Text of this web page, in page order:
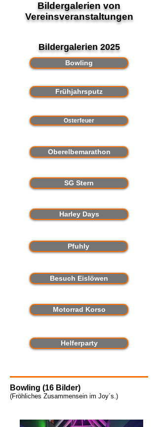
Bildergalerien von
Vereinsveranstaltungen
Bildergalerien 2025
Bowling
Frühjahrsputz
Osterfeuer
Oberelbemarathon
SG Stern
Harley Days
Pfuhly
Besuch Eislöwen
Motorrad Korso
Helferparty
Bowling (16 Bilder)
(Fröhliches Zusammensein im Joy´s.)